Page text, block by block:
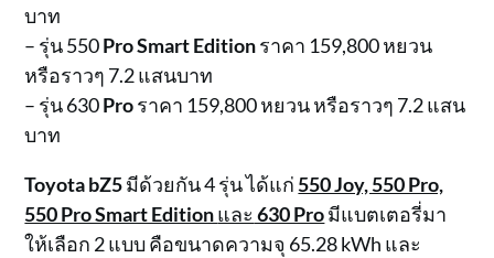
บาท
– รุ่น 550Pro Smart Editionราคา 159,800 หยวน
หรือราวๆ 7.2 แสนบาท
– รุ่น 630Proราคา 159,800 หยวน หรือราวๆ 7.2 แสน
บาท
Toyota bZ5มีด้วยกัน 4 รุ่น ได้แก่550 Joy, 550 Pro,
550 Pro Smart Editionและ 630 Proมีแบตเตอรี่มา
ให้เลือก 2 แบบ คือขนาดความจุ 65.28 kWh และ